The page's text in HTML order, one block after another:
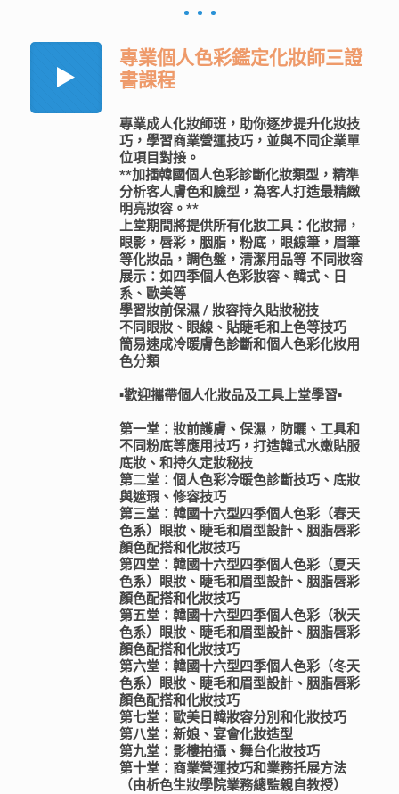
專業個人色彩鑑定化妝師三證
書課程
專業成人化妝師班，助你逐步提升化妝技
巧，學習商業營運技巧，並與不同企業單
位項目對接。
**加插韓國個人色彩診斷化妝類型，精準
分析客人膚色和臉型，為客人打造最精緻
明亮妝容。**
上堂期間將提供所有化妝工具：化妝掃，
眼影，唇彩，胭脂，粉底，眼線筆，眉筆
等化妝品，調色盤，清潔用品等 不同妝容
展示：如四季個人色彩妝容、韓式、日
系、歐美等
學習妝前保濕 / 妝容持久貼妝秘技
不同眼妝、眼線、貼睫毛和上色等技巧
簡易速成冷暖膚色診斷和個人色彩化妝用
色分類
▪️歡迎攜帶個人化妝品及工具上堂學習▪️
第一堂：妝前護膚、保濕，防曬、工具和
不同粉底等應用技巧，打造韓式水嫩貼服
底妝、和持久定妝秘技
第二堂：個人色彩冷暖色診斷技巧、底妝
與遮瑕、修容技巧
第三堂：韓國十六型四季個人色彩（春天
色系）眼妝、睫毛和眉型設計、胭脂唇彩
顏色配搭和化妝技巧
第四堂：韓國十六型四季個人色彩（夏天
色系）眼妝、睫毛和眉型設計、胭脂唇彩
顏色配搭和化妝技巧
第五堂：韓國十六型四季個人色彩（秋天
色系）眼妝、睫毛和眉型設計、胭脂唇彩
顏色配搭和化妝技巧
第六堂：韓國十六型四季個人色彩（冬天
色系）眼妝、睫毛和眉型設計、胭脂唇彩
顏色配搭和化妝技巧
第七堂：歐美日韓妝容分別和化妝技巧
第八堂：新娘、宴會化妝造型
第九堂：影樓拍攝、舞台化妝技巧
第十堂：商業營運技巧和業務托展方法
（由析色生妝學院業務總監親自教授）